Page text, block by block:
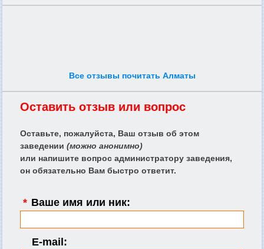
Все отзывы почитать Алматы
Оставить отзыв или вопрос
Оставьте, пожалуйста, Ваш отзыв об этом
заведении (можно анонимно)
или напишите вопрос администратору заведения,
он обязательно Вам быстро ответит.
* Ваше имя или ник:
E-mail: